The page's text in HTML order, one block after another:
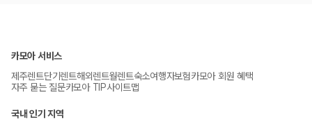
카모아 서비스
제주렌트단기렌트해외렌트월렌트숙소여행자보험카모아 회원 혜택
자주 묻는 질문카모아 TIP사이트맵
국내 인기 지역